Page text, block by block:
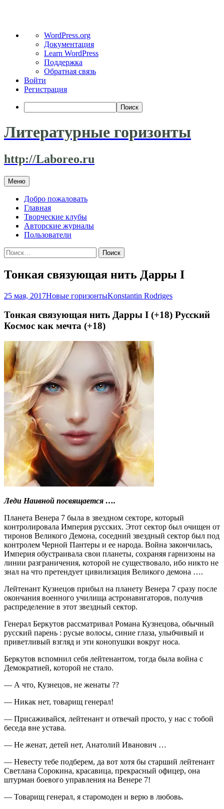
WordPress
WordPress.org
Документация
Learn WordPress
Поддержка
Обратная связь
Войти
Регистрация
Поиск
Литературные горизонты
http://Laboreo.ru
Меню Перейти
к
содержимому
Добро пожаловать
Главная
Творческие клубы
Авторские журналы
Пользователи
Найти:
Тонкая связующая нить Дарры I
25 мая, 2017Новые горизонтыKonstantin Rodriges
Тонкая связующая нить Дарры I (+18) Русский
Космос как мечта (+18)
Леди Наивной посвящается ….
Планета Венера 7 была в звездном секторе, который
контролировала Империя русских. Этот сектор был очищен от
тиронов Великого Демона, соседний звездный сектор был под
контролем Черной Пантеры и ее народа. Война закончилась,
Империя обустраивала свои планеты, сохраняя гарнизоны на
линии разграничения, которой не существовало, ибо никто не
знал на что претендует цивилизация Великого демона ….
Лейтенант Кузнецов прибыл на планету Венера 7 сразу после
окончания военного училища астронавигаторов, получив
распределение в этот звездный сектор.
Генерал Беркутов рассматривал Романа Кузнецова, обычный
русский парень : русые волосы, синие глаза, улыбчивый и
приветливый взгляд и эти конопушки вокруг носа.
Беркутов вспомнил себя лейтенантом, тогда была война с
Демократией, которой не стало.
— А что, Кузнецов, не женаты ??
— Никак нет, товарищ генерал!
— Присаживайся, лейтенант и отвечай просто, у нас с тобой
беседа вне устава.
— Не женат, детей нет, Анатолий Иванович …
— Невесту тебе подберем, да вот хотя бы старший лейтенант
Светлана Сорокина, красавица, прекрасный офицер, она
штурман боевого управления на Венере 7!
— Товарищ генерал, я старомоден и верю в любовь.